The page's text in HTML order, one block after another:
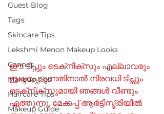
Guest Blog
Tags
Skincare Tips
Lekshmi Menon Makeup Looks
Cannes
Makeup tips
Haircare Tips
Makeup Guide
ഈ ടിപ്സും ടെക്‌നിക്‌സും എല്ലാവരും
ഇഷ്ടപ്പെടുന്നതിനാൽ നിരവധി ടിപ്സും
ടെക്‌നിക്‌സുമായി ഞങ്ങൾ വീണ്ടും
എത്തുന്നു. മേക്കപ്പ് ആർട്ടിസ്ട്രിയിൽ